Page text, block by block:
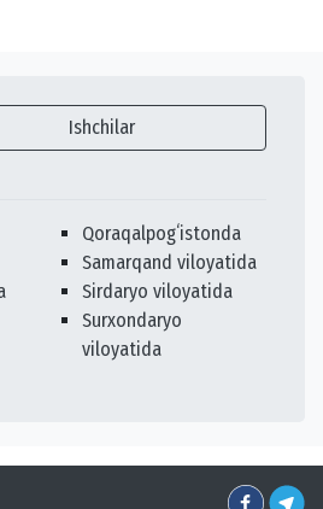
Ishchilar
Qoraqalpogʻistonda
Samarqand viloyatida
Sirdaryo viloyatida
Surxondaryo
viloyatida